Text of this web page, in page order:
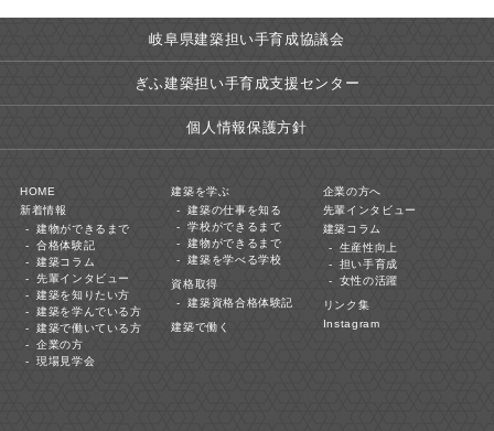
岐阜県建築担い手育成協議会
ぎふ建築担い手育成支援センター
個人情報保護方針
HOME
新着情報
建物ができるまで
合格体験記
建築コラム
先輩インタビュー
建築を知りたい方
建築を学んでいる方
建築で働いている方
企業の方
現場見学会
建築を学ぶ
建築の仕事を知る
学校ができるまで
建物ができるまで
建築を学べる学校
資格取得
建築資格合格体験記
建築で働く
企業の方へ
先輩インタビュー
建築コラム
生産性向上
担い手育成
女性の活躍
リンク集
Instagram